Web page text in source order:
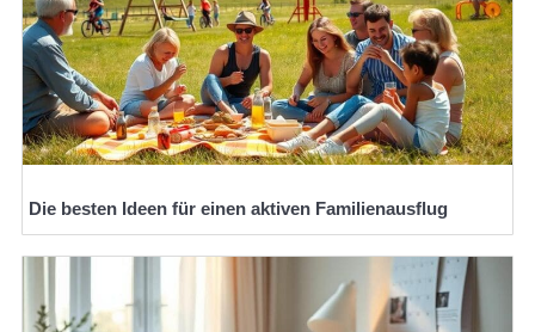
Die besten Ideen für einen aktiven Familienausflug